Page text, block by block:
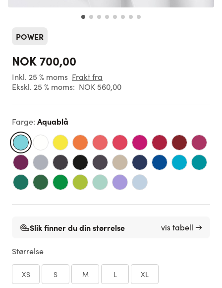
POWER
NOK 700,00
Inkl. 25 % moms Frakt fra
Ekskl. 25 % moms: NOK 560,00
Farge: Aquablå
Slik finner du din størrelse vis tabell →
Størrelse
XS S M L XL